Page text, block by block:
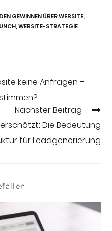
GEWINNEN ÜBER WEBSITE
WEBSITE-STRATEGIE
keine Anfragen –
Nächster Beitrag
Die Bedeutung
für Leadgenerierung